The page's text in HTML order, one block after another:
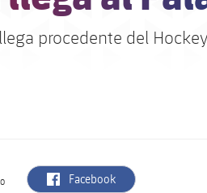
procedente del
label.aria.facebook
Facebook